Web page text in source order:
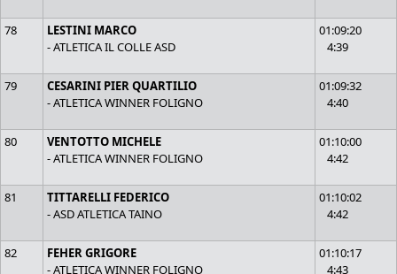
78
LESTINI MARCO
- ATLETICA IL COLLE ASD
01:09:20
4:39
79
CESARINI PIER QUARTILIO
- ATLETICA WINNER FOLIGNO
01:09:32
4:40
80
VENTOTTO MICHELE
- ATLETICA WINNER FOLIGNO
01:10:00
4:42
81
TITTARELLI FEDERICO
- ASD ATLETICA TAINO
01:10:02
4:42
82
FEHER GRIGORE
- ATLETICA WINNER FOLIGNO
01:10:17
4:43